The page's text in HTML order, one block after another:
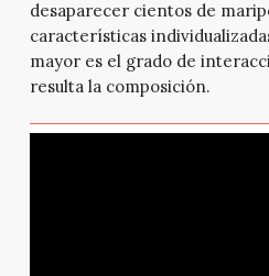
desaparecer cientos de
características
mayor es el grado de
resulta la composición.